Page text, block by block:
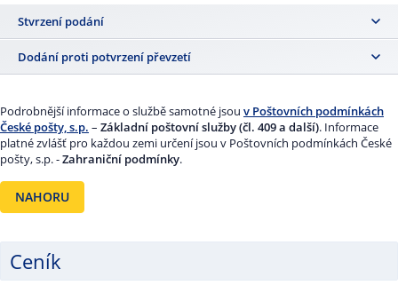
Stvrzení podání
Ano
Dodání proti potvrzení převzetí
Podrobnější informace o službě samotné jsou v Poštovních podmínkách
České pošty, s.p. – Základní poštovní služby (čl. 409 a další). Informace
platné zvlášť pro každou zemi určení jsou v Poštovních podmínkách České
pošty, s.p. -Zahraniční podmínky.
NAHORU
Ceník